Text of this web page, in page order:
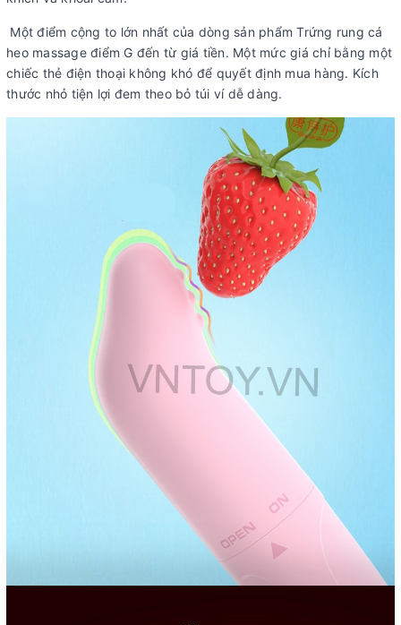
Một điểm cộng to lớn nhất của dòng sản phẩm Trứng rung cá
heo massage điểm G đến từ giá tiền. Một mức giá chỉ bằng một
chiếc thẻ điện thoại không khó để quyết định mua hàng. Kích
thước nhỏ tiện lợi đem theo bỏ túi ví dễ dàng.